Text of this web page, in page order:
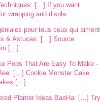
[…] If you want
wrapping and displa...
pour tous ceux qui aiment
& Astuces: […] Source
[…]...
Pops That Are Easy To Make -
[…] Cookie Monster Cake
[…]...
Planter Ideas.BaoHa: […] Try